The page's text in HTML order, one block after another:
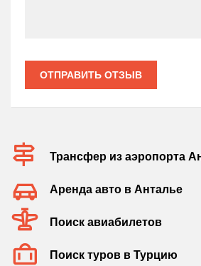
ОТПРАВИТЬ ОТЗЫВ
Трансфер из аэропорта
Аренда авто в Анталье
Поиск авиабилетов
Поиск туров в Турцию